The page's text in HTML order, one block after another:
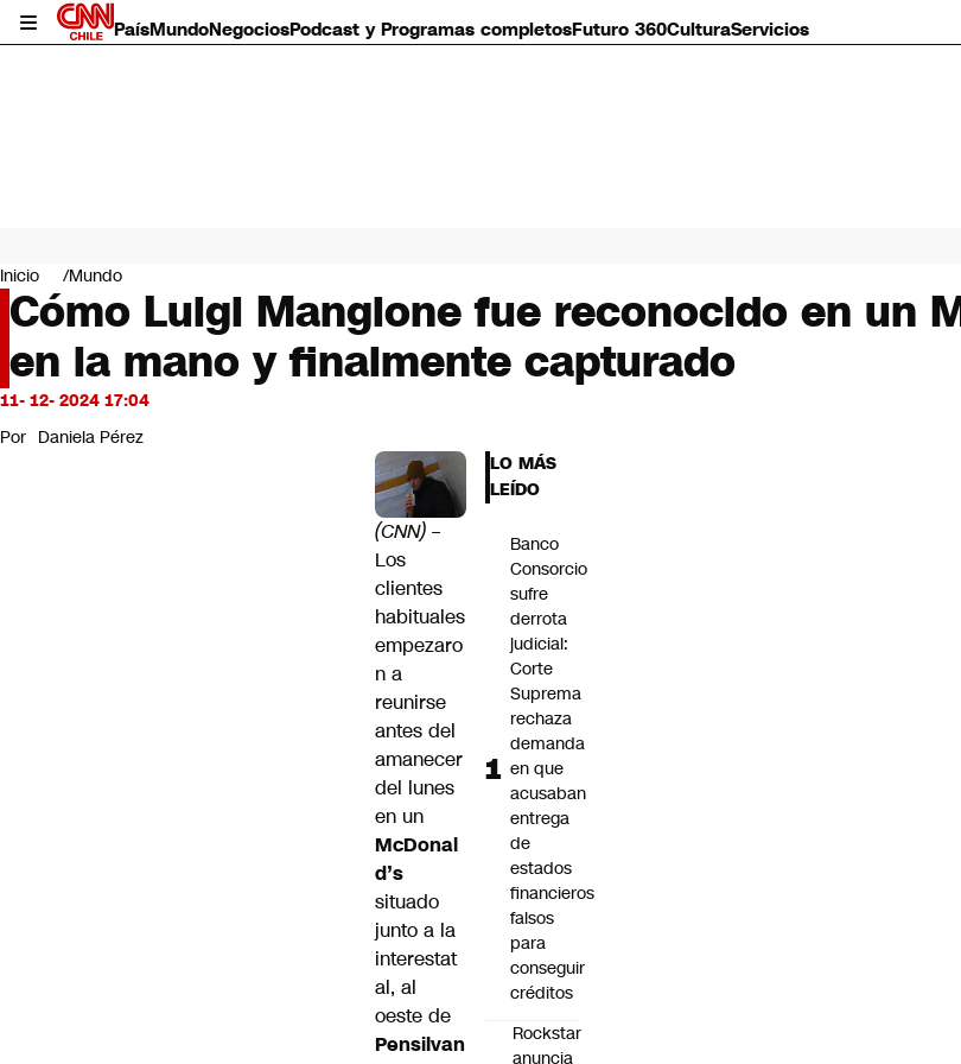
PaísMundoNegociosPodcast y Programas completosFuturo 360CulturaServicios
Mundo
Negocios
Deportes
Programas completos
Cultura
Servicios
Bits
CNN Data
Inicio Mundo
Cómo Luigi Mangione fue reconocido en un
en la mano y finalmente capturado
11- 12- 2024 17:04
Por Daniela Pérez
(CNN) –
Los
clientes
habituales
empezaro
n a
reunirse
antes del
amanecer
del lunes
en un
McDonal
d’s
situado
junto a la
interestat
al, al
oeste de
Pensilvan
LO MÁS
LEÍDO
Banco
Consorcio
sufre
derrota
judicial:
Corte
Suprema
rechaza
demanda
en que
acusaban
entrega
de
estados
financieros
falsos
para
conseguir
créditos
Rockstar
anuncia